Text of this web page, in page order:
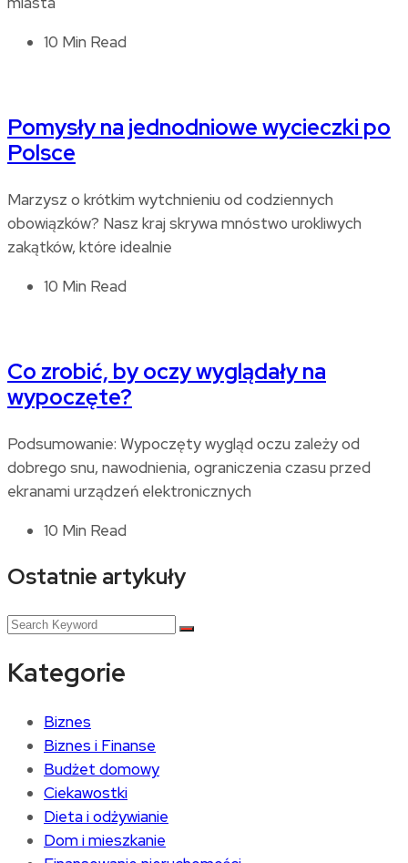
10 Min Read
Pomysły na jednodniowe wycieczki po
Polsce
Marzysz o krótkim wytchnieniu od codziennych
obowiązków? Nasz kraj skrywa mnóstwo urokliwych
zakątków, które idealnie
10 Min Read
Co zrobić, by oczy wyglądały na
wypoczęte?
Podsumowanie: Wypoczęty wygląd oczu zależy od
dobrego snu, nawodnienia, ograniczenia czasu przed
ekranami urządzeń elektronicznych
10 Min Read
Ostatnie artykuły
Kategorie
Biznes
Biznes i Finanse
Budżet domowy
Ciekawostki
Dieta i odżywianie
Dom i mieszkanie